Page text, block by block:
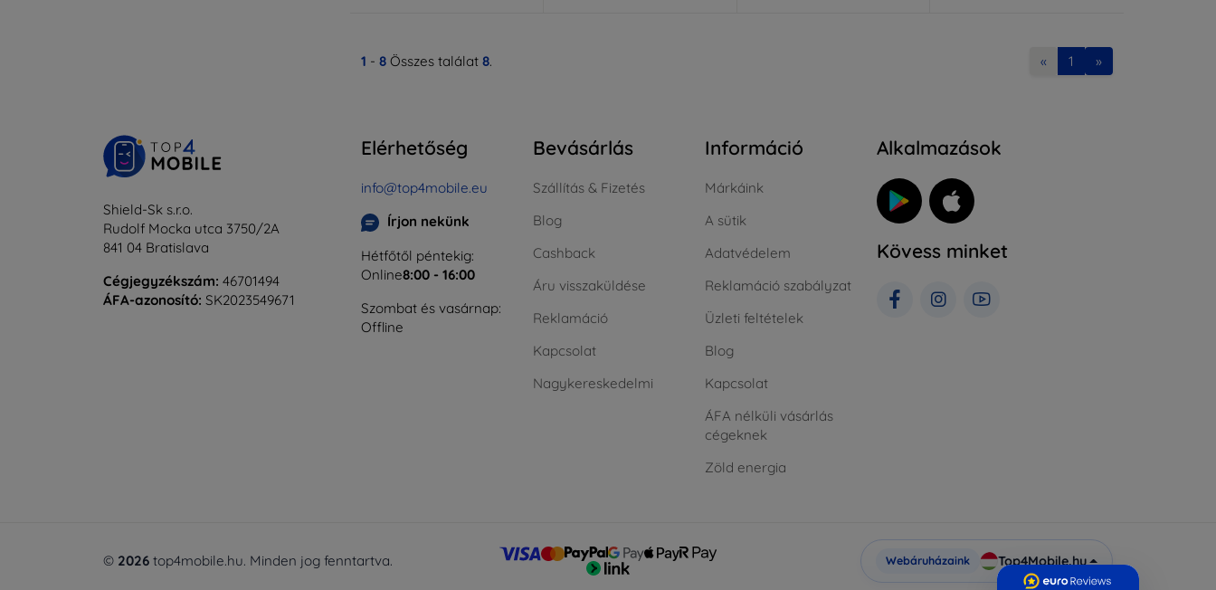
1 - 8 Összes találat 8. « 1 »
Shield-Sk s.r.o.
Rudolf Mocka utca 3750/2A
841 04 Bratislava
Cégjegyzékszám: 46701494
ÁFA-azonosító: SK2023549671
Elérhetőség
info@top4mobile.eu
Írjon nekünk
Hétfőtől péntekig:
Online8:00 - 16:00
Szombat és vasárnap:
Offline
Bevásárlás
Szállítás & Fizetés
Blog
Cashback
Áru visszaküldése
Reklamáció
Kapcsolat
Nagykereskedelmi
Információ
Márkáink
A sütik
Adatvédelem
Reklamáció szabályzat
Üzleti feltételek
Blog
Kapcsolat
ÁFA nélküli vásárlás
cégeknek
Zöld energia
Alkalmazások
Kövess minket
© 2026 top4mobile.hu. Minden jog fenntartva. Webáruházaink Top4Mobile.hu